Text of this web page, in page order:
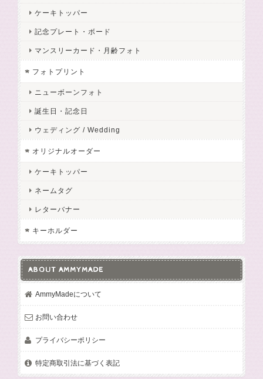
ケーキトッパー
記念プレート・ボード
マンスリーカード・月齢フォト
フォトプリント
ニューボーンフォト
誕生日・記念日
ウェディング / Wedding
オリジナルオーダー
ケーキトッパー
ネームタグ
レターバナー
キーホルダー
ABOUT AMMYMADE
AmmyMadeについて
お問い合わせ
プライバシーポリシー
特定商取引法に基づく表記